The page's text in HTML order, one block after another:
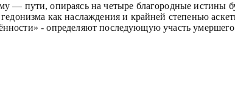
опираясь на четыре благородные истины
как наслаждения и крайней степенью
- определяют последующую участь